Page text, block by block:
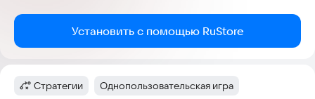
Установить с помощью RuStore
Категория:
Стратегии Тег:
Однопользовательская игра